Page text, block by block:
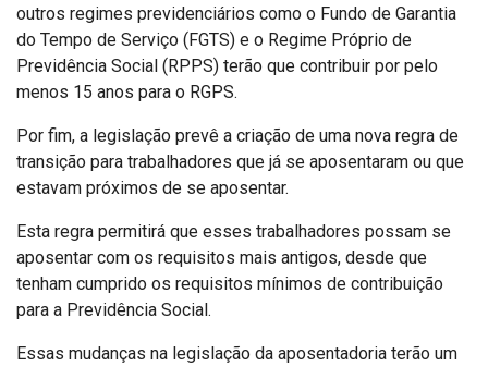
outros regimes previdenciários como o Fundo de Garantia
do Tempo de Serviço (FGTS) e o Regime Próprio de
Previdência Social (RPPS) terão que contribuir por pelo
menos 15 anos para o RGPS.
Por fim, a legislação prevê a criação de uma nova regra de
transição para trabalhadores que já se aposentaram ou que
estavam próximos de se aposentar.
Esta regra permitirá que esses trabalhadores possam se
aposentar com os requisitos mais antigos, desde que
tenham cumprido os requisitos mínimos de contribuição
para a Previdência Social.
Essas mudanças na legislação da aposentadoria terão um